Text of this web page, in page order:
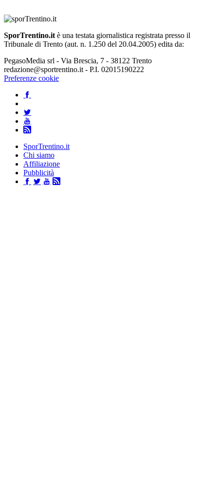
SporTrentino.it è una testata giornalistica registrata presso il
Tribunale di Trento (aut. n. 1.250 del 20.04.2005) edita da:
PegasoMedia srl - Via Brescia, 7 - 38122 Trento
redazione@sportrentino.it - P.I. 02015190222
Preferenze cookie
SporTrentino.it
Chi siamo
Affiliazione
Pubblicità